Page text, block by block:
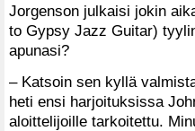
Jorgenson julkaisi jokin
to Gypsy Jazz Guitar)
apunasi?
– Katsoin sen kyllä
heti ensi harjoituksissa
aloittelijoille tarkoitettu.